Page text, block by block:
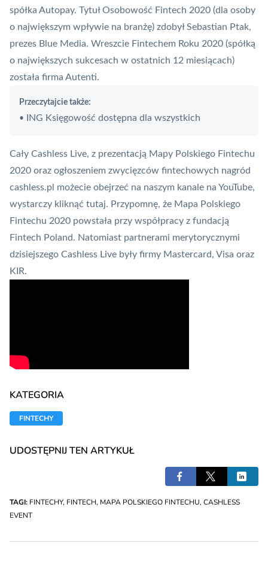
spółka Autopay. Tytuł Osobowość Fintech 2020 (dla osoby
o największym wpływie na branżę) zdobył Sebastian Ptak,
prezes Blue Media. Wreszcie Fintechem Roku 2020 (spółką
o największych sukcesach w ostatnich 12 miesiącach)
została firma Autenti.
Przeczytajcie także:
•
ING Księgowość dostępna dla wszystkich
Cały Cashless Live, z prezentacją Mapy Polskiego Fintechu
2020 oraz ogłoszeniem zwycięzców fintechowych nagród
cashless.pl możecie obejrzeć na naszym kanale na YouTube,
wystarczy kliknąć tutaj. Przypomnę, że Mapa Polskiego
Fintechu 2020 powstała przy współpracy z fundacją
Fintech Poland. Natomiast partnerami merytorycznymi
dzisiejszego Cashless Live były firmy Mastercard, Visa oraz
KIR.
KATEGORIA
FINTECHY
UDOSTĘPNIJ TEN ARTYKUŁ
TAGI: FINTECHY, FINTECH, MAPA POLSKIEGO FINTECHU, CASHLESS
EVENT